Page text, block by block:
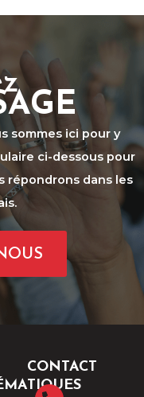
sommes ici pour y
ci-dessous pour
répondrons dans les
CONTACT